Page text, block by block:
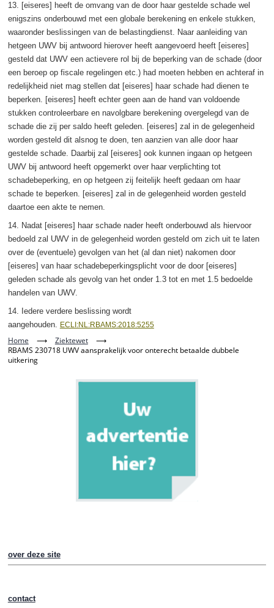
13. [eiseres] heeft de omvang van de door haar gestelde schade wel
enigszins onderbouwd met een globale berekening en enkele stukken,
waaronder beslissingen van de belastingdienst. Naar aanleiding van
hetgeen UWV bij antwoord hierover heeft aangevoerd heeft [eiseres]
gesteld dat UWV een actievere rol bij de beperking van de schade (door
een beroep op fiscale regelingen etc.) had moeten hebben en achteraf in
redelijkheid niet mag stellen dat [eiseres] haar schade had dienen te
beperken. [eiseres] heeft echter geen aan de hand van voldoende
stukken controleerbare en navolgbare berekening overgelegd van de
schade die zij per saldo heeft geleden. [eiseres] zal in de gelegenheid
worden gesteld dit alsnog te doen, ten aanzien van alle door haar
gestelde schade. Daarbij zal [eiseres] ook kunnen ingaan op hetgeen
UWV bij antwoord heeft opgemerkt over haar verplichting tot
schadebeperking, en op hetgeen zij feitelijk heeft gedaan om haar
schade te beperken. [eiseres] zal in de gelegenheid worden gesteld
daartoe een akte te nemen.
14. Nadat [eiseres] haar schade nader heeft onderbouwd als hiervoor
bedoeld zal UWV in de gelegenheid worden gesteld om zich uit te laten
over de (eventuele) gevolgen van het (al dan niet) nakomen door
[eiseres] van haar schadebeperkingsplicht voor de door [eiseres]
geleden schade als gevolg van het onder 1.3 tot en met 1.5 bedoelde
handelen van UWV.
14. Iedere verdere beslissing wordt
aangehouden.
ECLI:NL:RBAMS:2018:5255
Home ⟶ Ziektewet
⟶
RBAMS 230718 UWV aansprakelijk voor onterecht betaalde dubbele
uitkering
over deze site
contact